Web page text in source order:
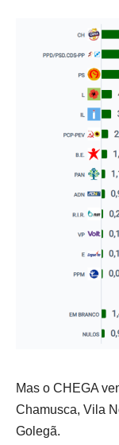
Mas o CHEGA
Chamusca, Vila
Golegã.